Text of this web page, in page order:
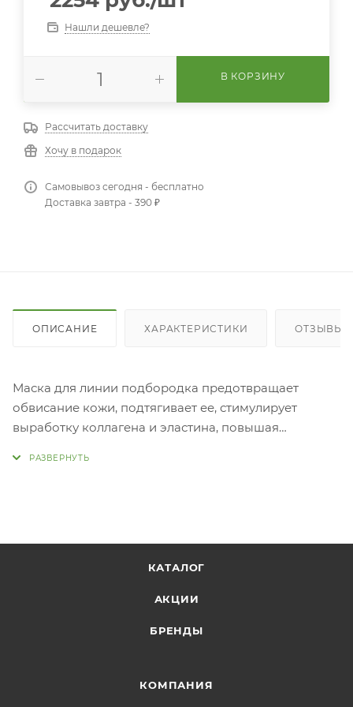
Нашли дешевле?
В КОРЗИНУ
Рассчитать доставку
Хочу в подарок
Самовывоз сегодня - бесплатно
Доставка завтра - 390 ₽
ОПИСАНИЕ ХАРАКТЕРИСТИКИ ОТЗЫВЫ
Маска для линии подбородка предотвращает
обвисание кожи, подтягивает ее, стимулирует
выработку коллагена и эластина, повышая
подбородок, закрепите за ушами и оставьте на 10-20
КАТАЛОГ
АКЦИИ
БРЕНДЫ
КОМПАНИЯ